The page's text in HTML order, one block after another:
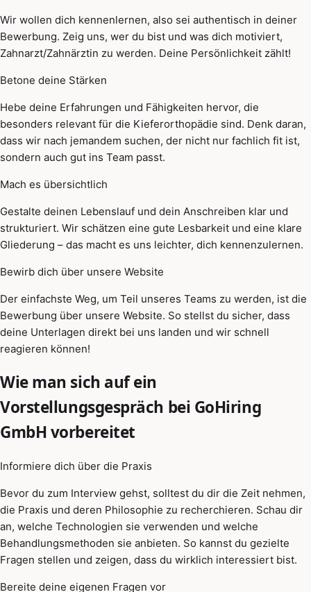
Wir wollen dich kennenlernen, also sei authentisch in deiner
Bewerbung. Zeig uns, wer du bist und was dich motiviert,
Zahnarzt/Zahnärztin zu werden. Deine Persönlichkeit zählt!
Betone deine Stärken
Hebe deine Erfahrungen und Fähigkeiten hervor, die
besonders relevant für die Kieferorthopädie sind. Denk daran,
dass wir nach jemandem suchen, der nicht nur fachlich fit ist,
sondern auch gut ins Team passt.
Mach es übersichtlich
Gestalte deinen Lebenslauf und dein Anschreiben klar und
strukturiert. Wir schätzen eine gute Lesbarkeit und eine klare
Gliederung – das macht es uns leichter, dich kennenzulernen.
Bewirb dich über unsere Website
Der einfachste Weg, um Teil unseres Teams zu werden, ist die
Bewerbung über unsere Website. So stellst du sicher, dass
deine Unterlagen direkt bei uns landen und wir schnell
reagieren können!
Wie man sich auf ein
Vorstellungsgespräch bei GoHiring
GmbH vorbereitet
Informiere dich über die Praxis
Bevor du zum Interview gehst, solltest du dir die Zeit nehmen,
die Praxis und deren Philosophie zu recherchieren. Schau dir
an, welche Technologien sie verwenden und welche
Behandlungsmethoden sie anbieten. So kannst du gezielte
Fragen stellen und zeigen, dass du wirklich interessiert bist.
Bereite deine eigenen Fragen vor